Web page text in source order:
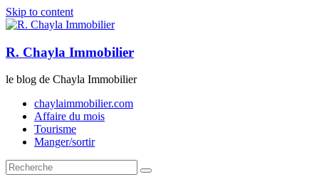
Skip to content
R. Chayla Immobilier
le blog de Chayla Immobilier
chaylaimmobilier.com
Affaire du mois
Tourisme
Manger/sortir